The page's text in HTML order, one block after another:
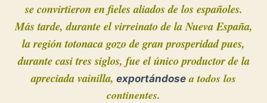
se convirtieron en fieles aliados de los españoles.
Más tarde, durante el virreinato de la Nueva España,
la región totonaca gozode gran prosperidad pues,
durante casi tres siglos, fue el único productor de la
apreciada vainilla, exportándose a todos los
continentes.